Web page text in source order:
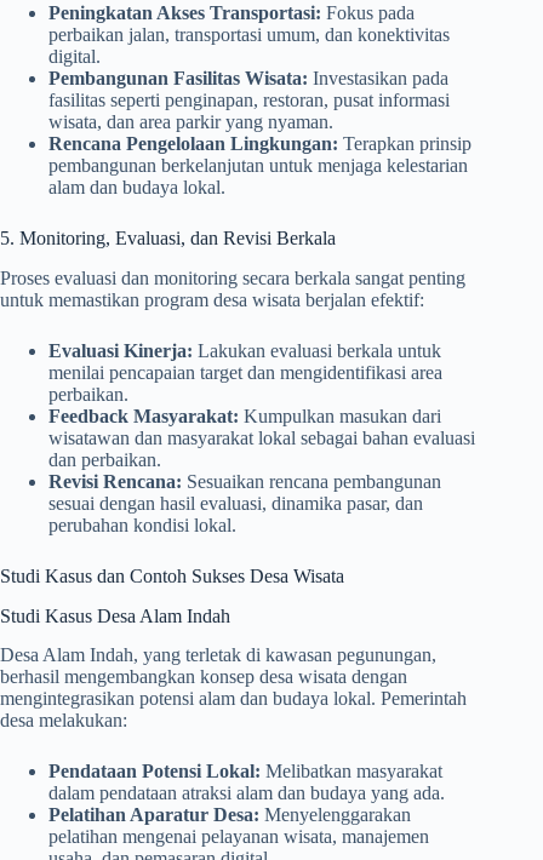
Peningkatan Akses Transportasi: Fokus pada
perbaikan jalan, transportasi umum, dan konektivitas
digital.
Pembangunan Fasilitas Wisata: Investasikan pada
fasilitas seperti penginapan, restoran, pusat informasi
wisata, dan area parkir yang nyaman.
Rencana Pengelolaan Lingkungan: Terapkan prinsip
pembangunan berkelanjutan untuk menjaga kelestarian
alam dan budaya lokal.
5. Monitoring, Evaluasi, dan Revisi Berkala
Proses evaluasi dan monitoring secara berkala sangat penting
untuk memastikan program desa wisata berjalan efektif:
Evaluasi Kinerja: Lakukan evaluasi berkala untuk
menilai pencapaian target dan mengidentifikasi area
perbaikan.
Feedback Masyarakat: Kumpulkan masukan dari
wisatawan dan masyarakat lokal sebagai bahan evaluasi
dan perbaikan.
Revisi Rencana: Sesuaikan rencana pembangunan
sesuai dengan hasil evaluasi, dinamika pasar, dan
perubahan kondisi lokal.
Studi Kasus dan Contoh Sukses Desa Wisata
Studi Kasus Desa Alam Indah
Desa Alam Indah, yang terletak di kawasan pegunungan,
berhasil mengembangkan konsep desa wisata dengan
mengintegrasikan potensi alam dan budaya lokal. Pemerintah
desa melakukan:
Pendataan Potensi Lokal: Melibatkan masyarakat
dalam pendataan atraksi alam dan budaya yang ada.
Pelatihan Aparatur Desa: Menyelenggarakan
pelatihan mengenai pelayanan wisata, manajemen